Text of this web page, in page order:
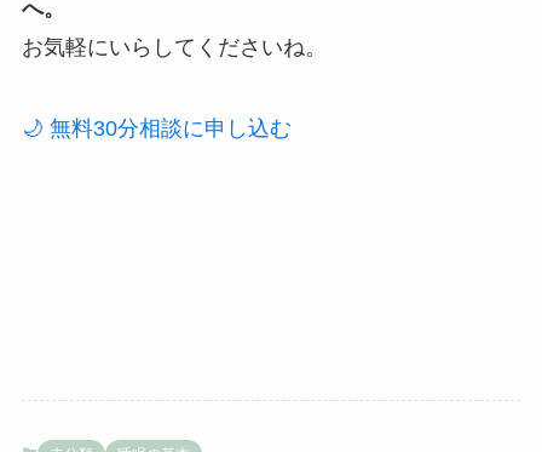
へ。
お気軽にいらしてくださいね。
🌙 無料30分相談に申し込む